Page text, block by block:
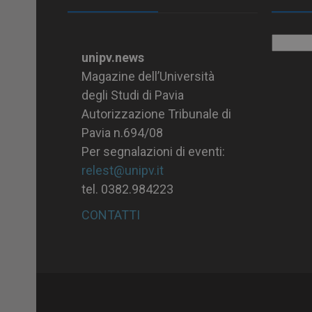
unipv.news
Magazine dell’Università
degli Studi di Pavia
Autorizzazione Tribunale di
Pavia n.694/08
Per segnalazioni di eventi:
relest@unipv.it
tel. 0382.984223
CONTATTI